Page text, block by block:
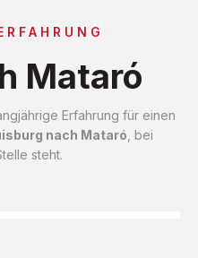
Mataró
Erfahrung für einen
nach Mataró , bei
steht.